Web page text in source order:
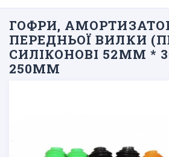
ГОФРИ,
ПЕРЕДНЬОЇ ВИЛКИ
СИЛІКОНОВІ 52ММ *
250ММ